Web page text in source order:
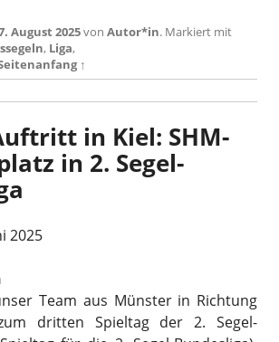
August 2025von Autor*in. Markiert mit
, Liga,
↑
in Kiel: SHM-
in 2. Segel-
2025
Team aus Münster in Richtung
zum dritten Spieltag der 2. Segel-